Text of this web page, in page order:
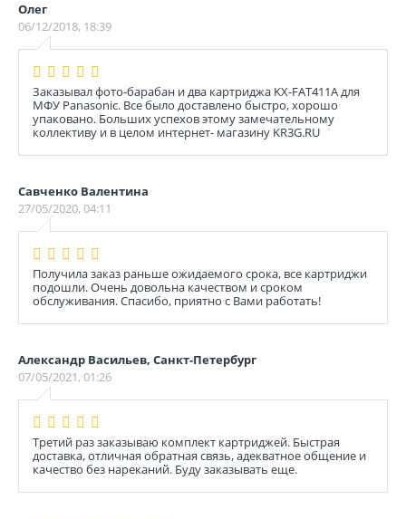
Олег
06/12/2018, 18:39
Заказывал фото-барабан и два картриджа KX-FAT411A для
МФУ Panasonic. Все было доставлено быстро, хорошо
упаковано. Больших успехов этому замечательному
коллективу и в целом интернет- магазину KR3G.RU
Савченко Валентина
27/05/2020, 04:11
Получила заказ раньше ожидаемого срока, все картриджи
подошли. Очень довольна качеством и сроком
обслуживания. Спасибо, приятно с Вами работать!
Александр Васильев, Санкт-Петербург
07/05/2021, 01:26
Третий раз заказываю комплект картриджей. Быстрая
доставка, отличная обратная связь, адекватное общение и
качество без нареканий. Буду заказывать еще.